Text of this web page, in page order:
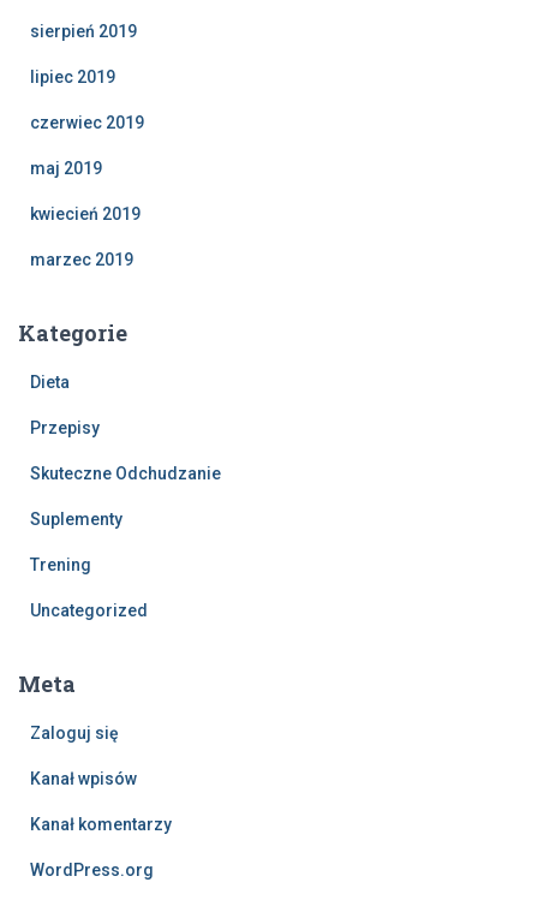
sierpień 2019
lipiec 2019
czerwiec 2019
maj 2019
kwiecień 2019
marzec 2019
Kategorie
Dieta
Przepisy
Skuteczne Odchudzanie
Suplementy
Trening
Uncategorized
Meta
Zaloguj się
Kanał wpisów
Kanał komentarzy
WordPress.org